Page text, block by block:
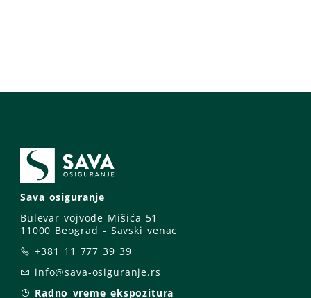
Sava osiguranje
Bulevar vojvode Mišića 51
11000 Beograd - Savski venac
+381 11 777 39 39
info@sava-osiguranje.rs
Radno vreme ekspozitura